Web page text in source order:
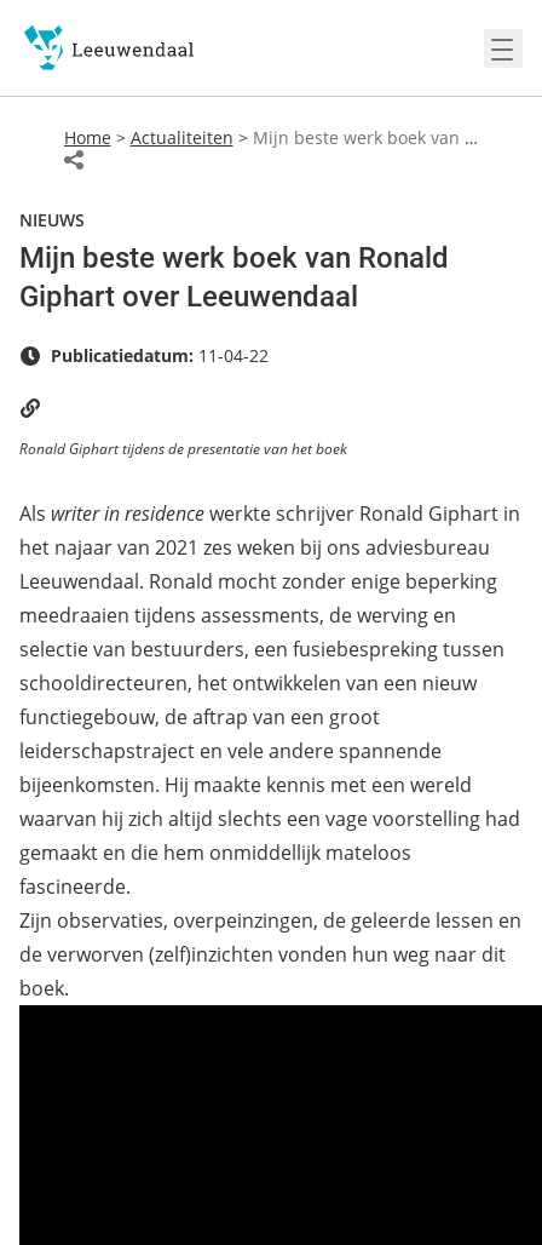
Home > Actualiteiten > Mijn beste werk boek van Ronald Giphart over Leeuwendaal
NIEUWS
Mijn beste werk boek van Ronald
Giphart over Leeuwendaal
Publicatiedatum: 11-04-22
Ronald Giphart tijdens de presentatie van het boek
Als writer in residencewerkte schrijver Ronald Giphart in
het najaar van 2021 zes weken bij ons adviesbureau
Leeuwendaal. Ronald mocht zonder enige beperking
meedraaien tijdens assessments, de werving en
selectie van bestuurders, een fusiebespreking tussen
schooldirecteuren, het ontwikkelen van een nieuw
functiegebouw, de aftrap van een groot
leiderschapstraject en vele andere spannende
bijeenkomsten. Hij maakte kennis met een wereld
waarvan hij zich altijd slechts een vage voorstelling had
gemaakt en die hem onmiddellijk mateloos
fascineerde.
Zijn observaties, overpeinzingen, de geleerde lessen en
de verworven (zelf)inzichten vonden hun weg naar dit
boek.